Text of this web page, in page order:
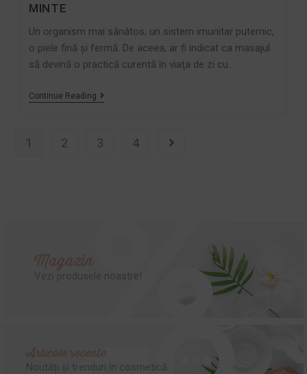
MINTE
Un organism mai sănătos, un sistem imunitar puternic,
o piele fină şi fermă. De aceea, ar fi indicat ca masajul
să devină o practică curentă în viaţa de zi cu…
Continue Reading
1 2 3 4
Magazin
Vezi produsele noastre!
Articole recente
Noutăți și trenduri în cosmetică.